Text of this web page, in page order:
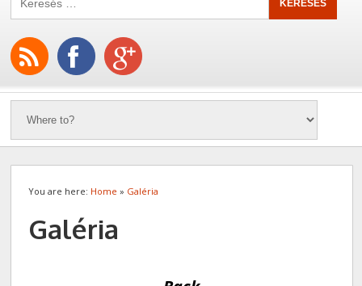
You are here: Home » Galéria
Galéria